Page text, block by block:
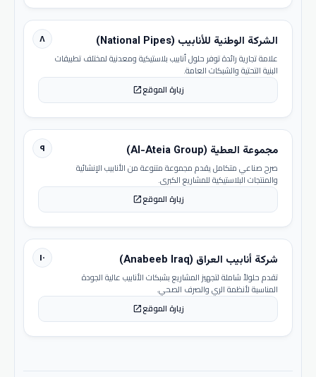
٨ الشركة الوطنية للأنابيب (National Pipes)
علامة تجارية رائدة توفر حلول أنابيب بلاستيكية ومعدنية لمختلف تطبيقات
البنية التحتية والشبكات العامة.
زيارة الموقعopen_in_new
٩ مجموعة العطية (Al-Ateia Group)
صرح صناعي متكامل يقدم مجموعة متنوعة من الأنابيب الإنشائية
والمنتجات البلاستيكية للمشاريع الكبرى.
زيارة الموقعopen_in_new
١٠ شركة أنابيب العراق (Anabeeb Iraq)
تقدم حلولاً شاملة لتجهيز المشاريع بشبكات الأنابيب عالية الجودة
المناسبة لأنظمة الري والصرف الصحي.
زيارة الموقعopen_in_new